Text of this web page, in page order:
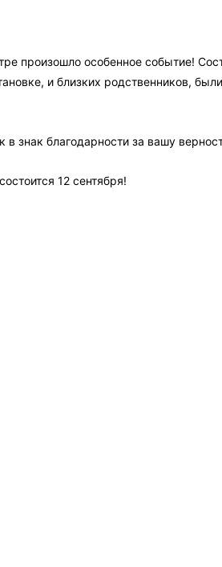
произошло особенное событие!
и близких родственников,
знак благодарности за вашу
12 сентября!